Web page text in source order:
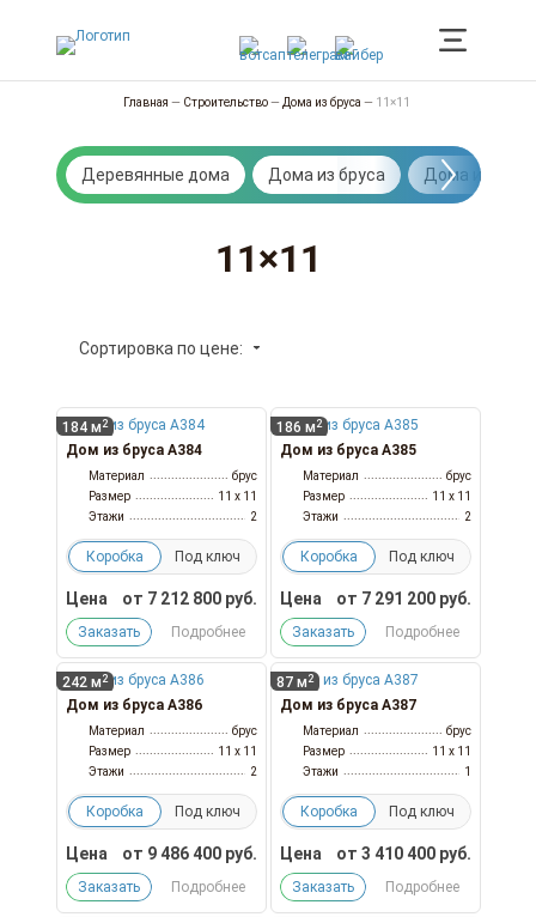
Главная — Строительство— Дома из бруса — 11×11
Деревянные дома Дома из бруса Дома из
11×11
Сортировка по цене:
184 м 2
Дом из бруса А384
Материал
брус
Размер
11 x 11
Этажи
2
Коробка Под ключ
Цена от 7 212 800руб.
Заказать Подробнее
186 м 2
Дом из бруса А385
Материал
брус
Размер
11 x 11
Этажи
2
Коробка Под ключ
Цена от 7 291 200руб.
Заказать Подробнее
242 м 2
Дом из бруса А386
Материал
брус
Размер
11 x 11
Этажи
2
Коробка Под ключ
Цена от 9 486 400руб.
Заказать Подробнее
87 м 2
Дом из бруса А387
Материал
брус
Размер
11 x 11
Этажи
1
Коробка Под ключ
Цена от 3 410 400руб.
Заказать Подробнее